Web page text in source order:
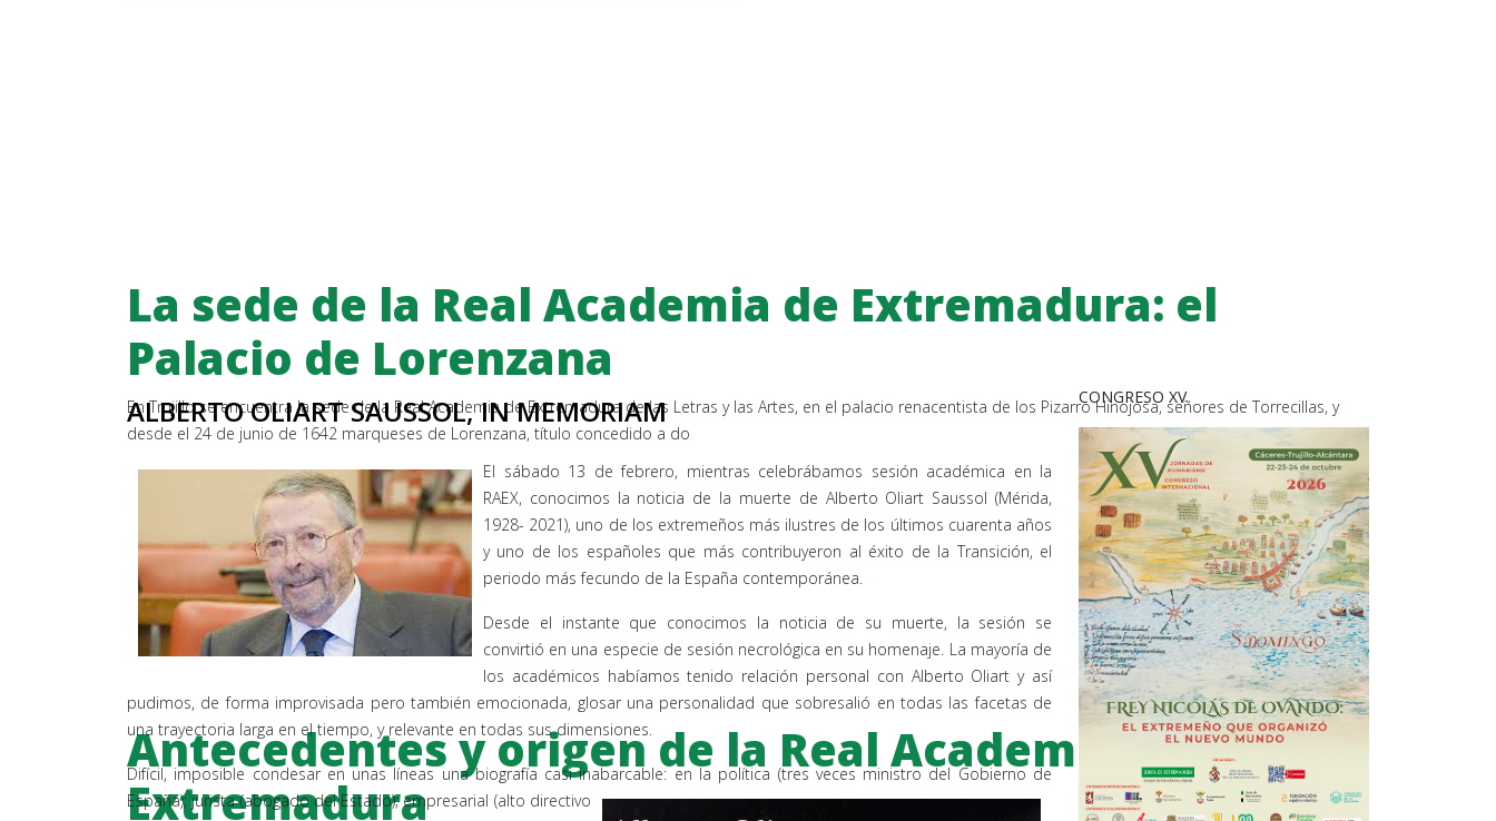
La sede de la Real Academia de Extremadura: el
Palacio de Lorenzana
En Trujillo se encuentra la sede de la Real Academia de Extremadura de las Letras y las Artes, en el palacio renacentista de los Pizarro Hinojosa, señores de Torrecillas, y
desde el 24 de junio de 1642 marqueses de Lorenzana, título concedido a do
Antecedentes y origen de la Real Academia de
Extremadura
ALBERTO OLIART SAUSSOL, IN MEMORIAM
El sábado 13 de febrero, mientras celebrábamos sesión académica en la
RAEX, conocimos la noticia de la muerte de Alberto Oliart Saussol (Mérida,
1928- 2021), uno de los extremeños más ilustres de los últimos cuarenta años
y uno de los españoles que más contribuyeron al éxito de la Transición, el
periodo más fecundo de la España contemporánea.
Desde el instante que conocimos la noticia de su muerte, la sesión se
convirtió en una especie de sesión necrológica en su homenaje. La mayoría de
los académicos habíamos tenido relación personal con Alberto Oliart y así
pudimos, de forma improvisada pero también emocionada, glosar una personalidad que sobresalió en todas las facetas de
una trayectoria larga en el tiempo, y relevante en todas sus dimensiones.
Difícil, imposible condesar en unas líneas una biografía casi inabarcable: en la política (tres veces ministro del Gobierno de
España); jurista (abogadodel Estado); empresarial (alto directivo
CONGRESO XV